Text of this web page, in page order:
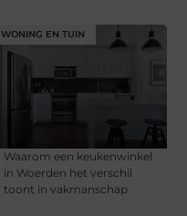
WONING EN TUIN
Waarom een keukenwinkel
in Woerden het verschil
toont in vakmanschap